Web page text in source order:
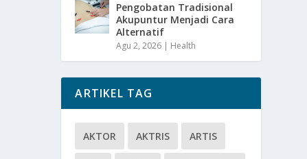
Pengobatan Tradisional
Akupuntur Menjadi Cara
Alternatif
Agu 2, 2026 | Health
ARTIKEL TAG
AKTOR AKTRIS ARTIS